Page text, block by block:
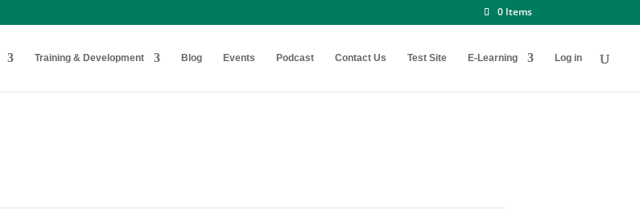
0 Items
Training & Development Blog Events Podcast Contact Us Test Site E-Learning Log in